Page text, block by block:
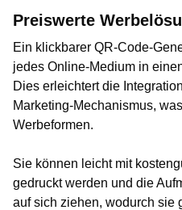
Preiswerte
Ein klickbarer QR-Code-
jedes Online-Medium in
Dies erleichtert die
Marketing-Mechanismus,
Werbeformen.
Sie können leicht mit
gedruckt werden und die
auf sich ziehen, wodurch sie